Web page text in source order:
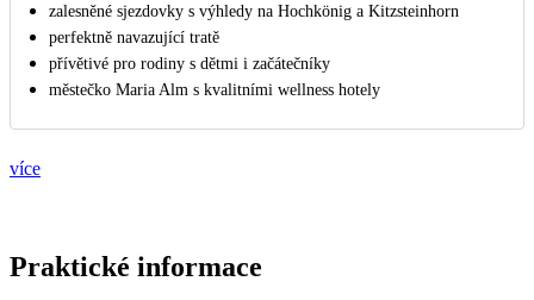
zalesněné sjezdovky s výhledy na Hochkönig a Kitzsteinhorn
perfektně navazující tratě
přívětivé pro rodiny s dětmi i začátečníky
městečko Maria Alm s kvalitními wellness hotely
více
Praktické informace